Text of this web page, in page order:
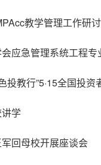
教学管理工作研
应急管理系统工程
投教行”5·15全国投
学
回母校开展座谈会